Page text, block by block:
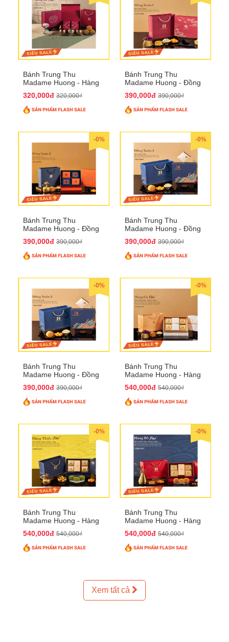
Bánh Trung Thu
Madame Huong - Hàng
320,000đ 320,000₫
Bánh Trung Thu
Madame Huong - Đồng
390,000đ 390,000₫
-0%
Bánh Trung Thu
Madame Huong - Đồng
390,000đ 390,000₫
-0%
Bánh Trung Thu
Madame Huong - Đồng
390,000đ 390,000₫
-0%
Bánh Trung Thu
Madame Huong - Đồng
390,000đ 390,000₫
-0%
Bánh Trung Thu
Madame Huong - Hàng
540,000đ 540,000₫
-0%
Bánh Trung Thu
Madame Huong - Hàng
540,000đ 540,000₫
-0%
Bánh Trung Thu
Madame Huong - Hàng
540,000đ 540,000₫
Xem tất cả